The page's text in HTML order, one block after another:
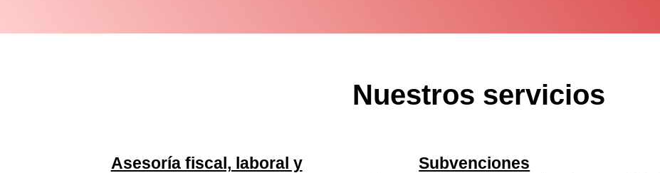
Nuestros servicios
Asesoría fiscal, laboral y
Subvenciones